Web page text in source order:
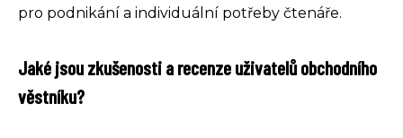
pro podnikání a individuální potřeby čtenáře.
Jaké jsou zkušenosti a recenze uživatelů obchodního
věstníku?